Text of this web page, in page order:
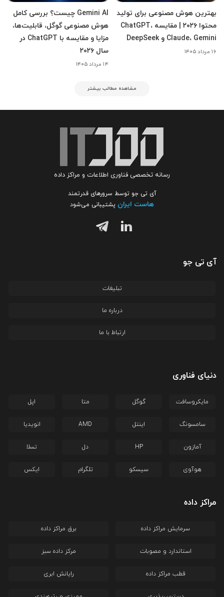
بهترین هوش مصنوعی برای تولید
محتوا ۲۰۲۶ | مقایسه ChatGPT،
Claude، Gemini و DeepSeek
۱۶ مرداد ۱۴۰۵
Gemini AI چیست؟ بررسی کامل
هوش مصنوعی گوگل، قابلیت‌ها،
مزایا و مقایسه با ChatGPT در
سال ۲۰۲۶
۱۴ مرداد ۱۴۰۵
مشاهده مطالب بیشتر
رسانه تخصصی فناوری اطلاعات و مراکز داده
آی تی جو توسط سرورهای قدرتمند
هاست ایران پشتیبانی می‌شود
آی تی جو
تبلیغات
درباره ما
ارتباط با ما
دنیای فناوری
مایکروسافت گوگل متا اپل
سامسونگ اینتل AMD انویدیا
آمازون HP دل تسلا
هوآوی سیسکو تلگرام ایکس
مراکز داده
سرمایش مراکز داده برق مراکز داده
استاندارد و مصوبات مرکز داده سبز
قطب مراکز داده رایانش ابری